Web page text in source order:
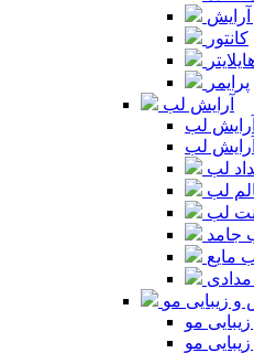
آرایش
کانتور
پرایمر
آرایش لب
لب
آرایش لب
لب
لب
لب
جامد
مایع
و زیبایی مو
مو
مو